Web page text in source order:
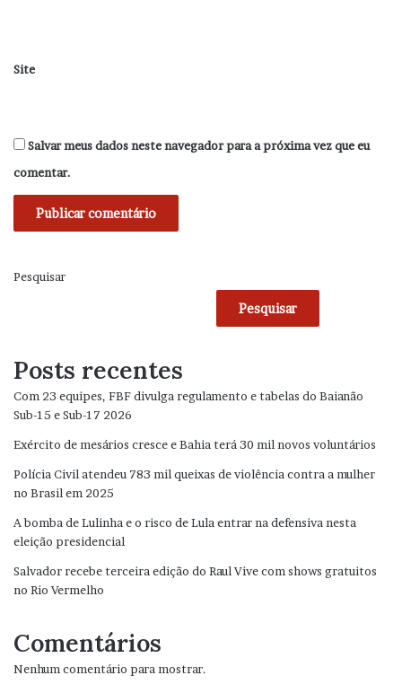
Site
Salvar meus dados neste navegador para a próxima vez que eu
comentar.
Pesquisar
Pesquisar
Posts recentes
Com 23 equipes, FBF divulga regulamento e tabelas do Baianão
Sub-15 e Sub-17 2026
Exército de mesários cresce e Bahia terá 30 mil novos voluntários
Polícia Civil atendeu 783 mil queixas de violência contra a mulher
no Brasil em 2025
A bomba de Lulinha e o risco de Lula entrar na defensiva nesta
eleição presidencial
Salvador recebe terceira edição do Raul Vive com shows gratuitos
no Rio Vermelho
Comentários
Nenhum comentário para mostrar.